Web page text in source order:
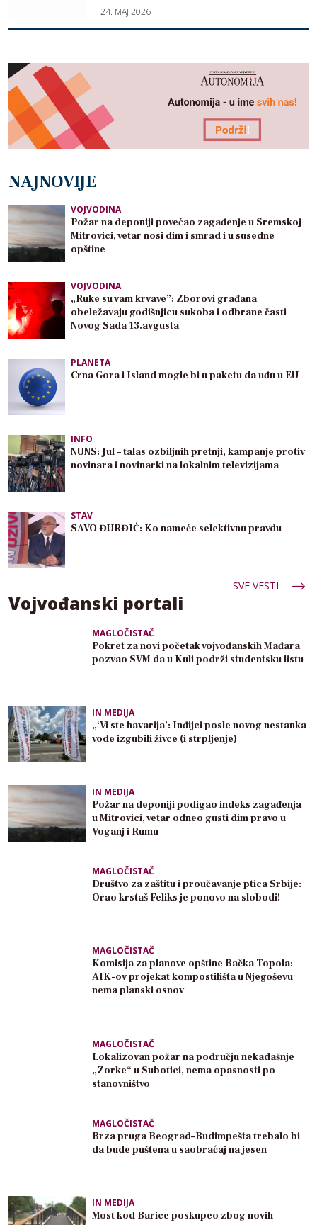
24. MAJ 2026
NAJNOVIJE
VOJVODINA
Požar na deponiji povećao zagađenje u Sremskoj
Mitrovici, vetar nosi dim i smrad i u susedne
opštine
VOJVODINA
„Ruke su vam krvave”: Zborovi građana
obeležavaju godišnjicu sukoba i odbrane časti
Novog Sada 13.avgusta
PLANETA
Crna Gora i Island mogle bi u paketu da uđu u EU
INFO
NUNS: Jul – talas ozbiljnih pretnji, kampanje protiv
novinara i novinarki na lokalnim televizijama
STAV
SAVO ĐURĐIĆ: Ko nameće selektivnu pravdu
SVE VESTI
Vojvođanski portali
MAGLOČISTAČ
Pokret za novi početak vojvođanskih Mađara
pozvao SVM da u Kuli podrži studentsku listu
IN MEDIJA
„‘Vi ste havarija’: Inđijci posle novog nestanka
vode izgubili živce (i strpljenje)
IN MEDIJA
Požar na deponiji podigao indeks zagađenja
u Mitrovici, vetar odneo gusti dim pravo u
Voganj i Rumu
MAGLOČISTAČ
Društvo za zaštitu i proučavanje ptica Srbije:
Orao krstaš Feliks je ponovo na slobodi!
MAGLOČISTAČ
Komisija za planove opštine Bačka Topola:
AIK-ov projekat kompostilišta u Njegoševu
nema planski osnov
MAGLOČISTAČ
Lokalizovan požar na području nekadašnje
„Zorke“ u Subotici, nema opasnosti po
stanovništvo
MAGLOČISTAČ
Brza pruga Beograd–Budimpešta trebalo bi
da bude puštena u saobraćaj na jesen
IN MEDIJA
Most kod Barice poskupeo zbog novih